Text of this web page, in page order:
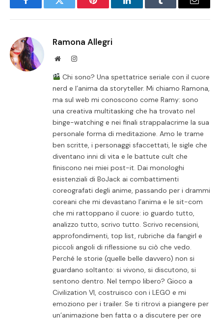
FacebookTwitter Pinterest LinkedInTumblr Email
Ramona Allegri
WebsiteInstagram
Chi sono? Una spettatrice seriale con il cuore
nerd e l’anima da storyteller. Mi chiamo Ramona,
ma sul web mi conoscono come Ramy: sono
una creativa multitasking che ha trovato nel
binge-watching e nei finali strappalacrime la sua
personale forma di meditazione. Amo le trame
ben scritte, i personaggi sfaccettati, le sigle che
diventano inni di vita e le battute cult che
finiscono nei miei post-it. Dai monologhi
esistenziali di BoJack ai combattimenti
coreografati degli anime, passando per i drammi
coreani che mi devastano l’anima e le sit-com
che mi rattoppano il cuore: io guardo tutto,
analizzo tutto, scrivo tutto. Scrivo recensioni,
approfondimenti, top list, rubriche da fangirl e
piccoli angoli di riflessione su ciò che vedo.
Perché le storie (quelle belle davvero) non si
guardano soltanto: si vivono, si discutono, si
sentono dentro. Nel tempo libero? Gioco a
Civilization VI, costruisco con i LEGO e mi
emoziono per i trailer. Se ti ritrovi a piangere per
un’animazione ben fatta o a discutere per ore